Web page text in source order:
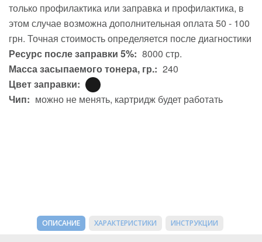
только профилактика или заправка и профилактика, в
этом случае возможна дополнительная оплата 50 - 100
грн. Точная стоимость определяется после диагностики
Ресурс после заправки 5%: 8000 стр.
Масса засыпаемого тонера, гр.: 240
Цвет заправки:
Чип: можно не менять, картридж будет работать
ОПИСАНИЕ ХАРАКТЕРИСТИКИ ИНСТРУКЦИИ